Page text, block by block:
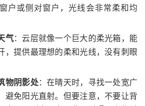
户或侧对窗户，光线会非常柔和均
气：云层就像一个巨大的柔光箱，能
，提供最理想的柔和光线，没有刺眼
物阴影处：在晴天时，寻找一处宽广
避免阳光直射。但要注意，不要让背